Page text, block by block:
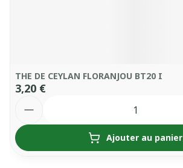
THE DE CEYLAN FLORANJOU BT20 I
3,20 €
Ajouter au panier